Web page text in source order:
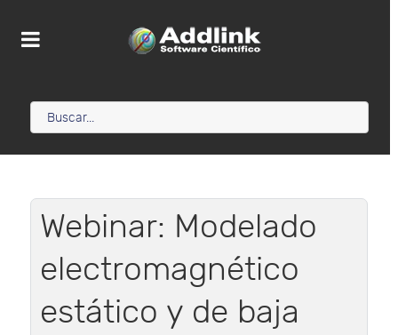
Webinar: Modelado
electromagnético
estático y de baja